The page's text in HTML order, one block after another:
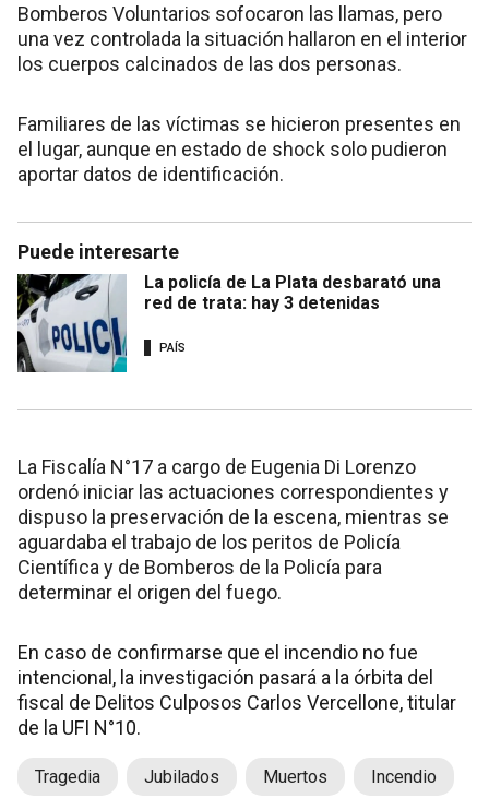
Bomberos Voluntarios sofocaron las llamas, pero
una vez controlada la situación hallaron en el interior
los cuerpos calcinados de las dos personas.
Familiares de las víctimas se hicieron presentes en
el lugar, aunque en estado de shock solo pudieron
aportar datos de identificación.
Puede interesarte
La policía de La Plata desbarató una
red de trata: hay 3 detenidas
PAÍS
La Fiscalía N°17 a cargo de Eugenia Di Lorenzo
ordenó iniciar las actuaciones correspondientes y
dispuso la preservación de la escena, mientras se
aguardaba el trabajo de los peritos de Policía
Científica y de Bomberos de la Policía para
determinar el origen del fuego.
En caso de confirmarse que el incendio no fue
intencional, la investigación pasará a la órbita del
fiscal de Delitos Culposos Carlos Vercellone, titular
de la UFI N°10.
Tragedia Jubilados Muertos Incendio